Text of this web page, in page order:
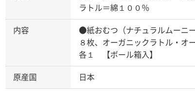
ラトル＝綿１００％
内容
●紙おむつ（ナチュラルムーニ
８枚、オーガニックラトル・オ
各１ 【ボール箱入】
原産国 日本